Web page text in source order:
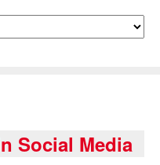
Social Media